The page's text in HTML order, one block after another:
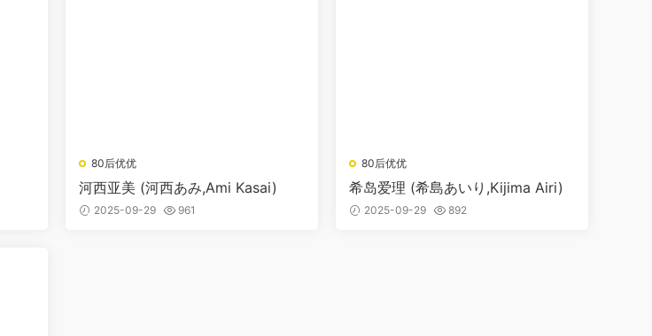
80后优优
河西亚美 (河西あみ,Ami Kasai)
2025-09-29 961
80后优优
希岛爱理 (希島あいり,Kijima Airi)
2025-09-29 892